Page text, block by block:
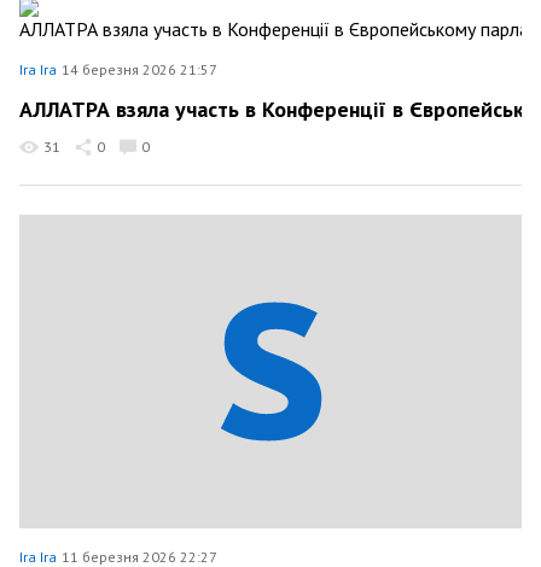
Ira Ira 14 березня 2026 21:57
АЛЛАТРА взяла участь в Конференції в
31 0 0
Ira Ira 11 березня 2026 22:27